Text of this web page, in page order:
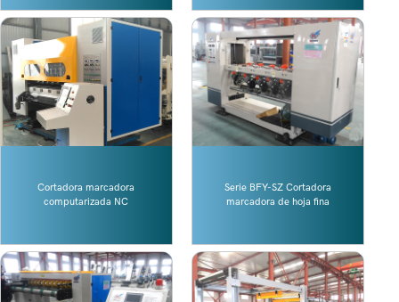
Cortadora marcadora
computarizada NC
Serie BFY-SZ Cortadora
marcadora de hoja fina